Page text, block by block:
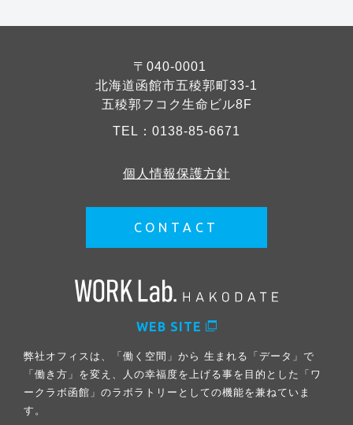
〒040-0001
北海道函館市五稜郭町33-1
五稜郭フコク生命ビル8F
TEL： 0138-85-6671
個人情報保護方針
CONTACT
WEB SITE
弊社オフィスは、「働く空間」から 生まれる「データ」で
「働き方」を変え、人の幸福度を上げる事を目的とした「ワ
ークラボ函館」のラボラトリーとしての機能を兼ねていま
す。